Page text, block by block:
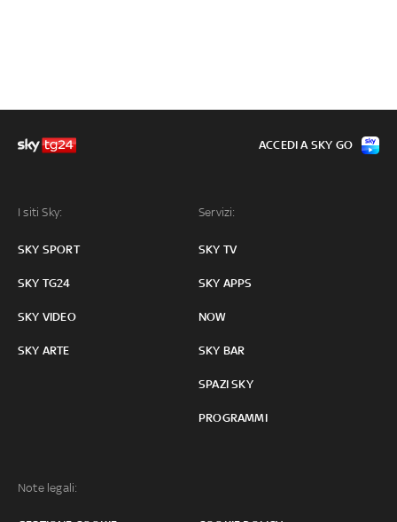
I siti Sky:
SKY SPORT
SKY TG24
SKY VIDEO
SKY ARTE
Servizi:
SKY TV
SKY APPS
NOW
SKY BAR
SPAZI SKY
PROGRAMMI
Note legali:
ACCEDI A SKY GO